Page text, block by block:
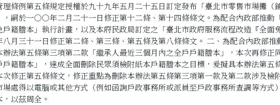
條例第五條規定授權於九十九年五月二十五日訂定發布「臺北市零售市場攤（
，嗣於一○○年二月二十一日修正第十二條、第十四條條文。為配合內政部推動
籍謄本」執行計畫，以及本府民政局訂定之「臺北市政府服務流程改造『全面
月三十一日修正第二條、第三條、第五條及第八條條文。 二、為配合內政部推
法第五條第三項第二款「繼承人最近三個月內之全戶戶籍謄本」，本次再修正
籍謄本」，達成全面刪除民眾須檢附紙本戶籍謄本之目標，爰擬具本辦法第五
修正第五條條文，修正重點為刪除本辦法第五條第三項第一款及第二款涉及檢
處得以電腦或其他方式（例如函詢戶政事務所或派員至戶政事務所查調等方式
以茲周全。